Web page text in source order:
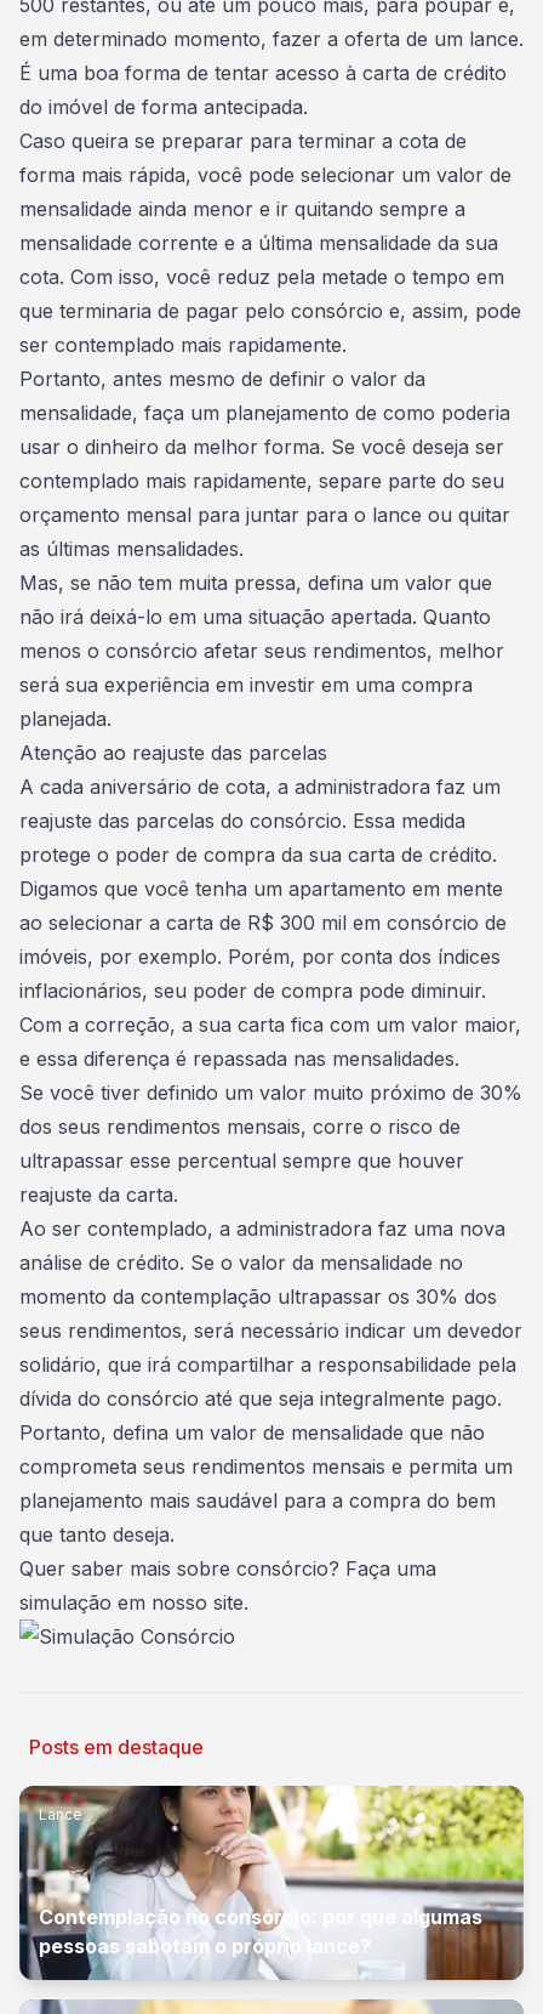
500 restantes, ou até um pouco mais, para poupar e,
em determinado momento, fazer a oferta de um lance.
É uma boa forma de tentar acesso à carta de crédito
do imóvel de forma antecipada.
Caso queira se preparar para terminar a cota de
forma mais rápida, você pode selecionar um valor de
mensalidade ainda menor e ir quitando sempre a
mensalidade corrente e a última mensalidade da sua
cota. Com isso, você reduz pela metade o tempo em
que terminaria de pagar pelo consórcio e, assim, pode
ser contemplado mais rapidamente.
Portanto, antes mesmo de definir o valor da
mensalidade, faça um planejamento de como poderia
usar o dinheiro da melhor forma. Se você deseja ser
contemplado mais rapidamente, separe parte do seu
orçamento mensal para juntar para o lance ou quitar
as últimas mensalidades.
Mas, se não tem muita pressa, defina um valor que
não irá deixá-lo em uma situação apertada. Quanto
menos o consórcio afetar seus rendimentos, melhor
será sua experiência em investir em uma compra
planejada.
Atenção ao reajuste das parcelas
A cada aniversário de cota, a administradora faz um
reajuste das parcelas do consórcio. Essa medida
protege o poder de compra da sua carta de crédito.
Digamos que você tenha um apartamento em mente
ao selecionar a carta de R$ 300 mil em consórcio de
imóveis, por exemplo. Porém, por conta dos índices
inflacionários, seu poder de compra pode diminuir.
Com a correção, a sua carta fica com um valor maior,
e essa diferença é repassada nas mensalidades.
Se você tiver definido um valor muito próximo de 30%
dos seus rendimentos mensais, corre o risco de
ultrapassar esse percentual sempre que houver
reajuste da carta.
Ao ser contemplado, a administradora faz uma nova
análise de crédito. Se o valor da mensalidade no
momento da contemplação ultrapassar os 30% dos
seus rendimentos, será necessário indicar um devedor
solidário, que irá compartilhar a responsabilidade pela
dívida do consórcio até que seja integralmente pago.
Portanto, defina um valor de mensalidade que não
comprometa seus rendimentos mensais e permita um
planejamento mais saudável para a compra do bem
que tanto deseja.
Quer saber mais sobre consórcio? Faça uma
simulação em nosso site.
Posts em destaque
Lance
Contemplação no consórcio: por que algumas
pessoas sabotam o próprio lance?